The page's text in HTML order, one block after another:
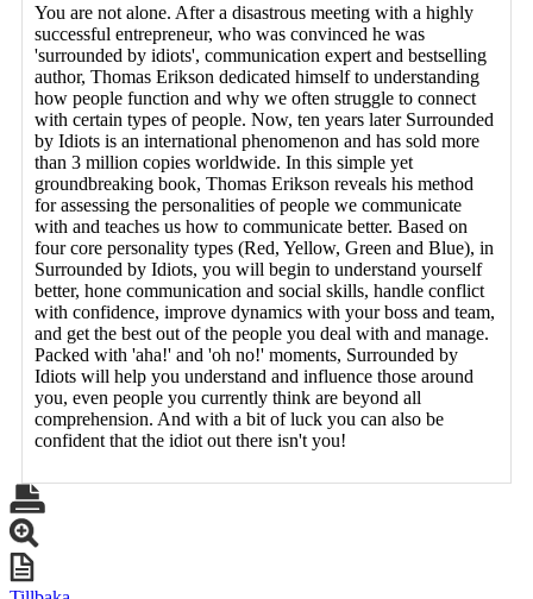
You are not alone. After a disastrous meeting with a highly
successful entrepreneur, who was convinced he was
'surrounded by idiots', communication expert and bestselling
author, Thomas Erikson dedicated himself to understanding
how people function and why we often struggle to connect
with certain types of people. Now, ten years later Surrounded
by Idiots is an international phenomenon and has sold more
than 3 million copies worldwide. In this simple yet
groundbreaking book, Thomas Erikson reveals his method
for assessing the personalities of people we communicate
with and teaches us how to communicate better. Based on
four core personality types (Red, Yellow, Green and Blue), in
Surrounded by Idiots, you will begin to understand yourself
better, hone communication and social skills, handle conflict
with confidence, improve dynamics with your boss and team,
and get the best out of the people you deal with and manage.
Packed with 'aha!' and 'oh no!' moments, Surrounded by
Idiots will help you understand and influence those around
you, even people you currently think are beyond all
comprehension. And with a bit of luck you can also be
confident that the idiot out there isn't you!